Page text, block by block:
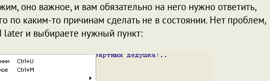
оно важное, и вам обязательно на него нужно ответить,
по каким-то причинам сделать не в состоянии. Нет проблем,
и выбираете нужный пункт: